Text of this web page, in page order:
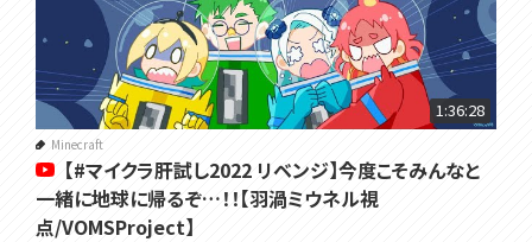
1:36:28
Minecraft
【#マイクラ肝試し2022 リベンジ】今度こそみんなと
一緒に地球に帰るぞ…！！【羽渦ミウネル視
点/VOMSProject】